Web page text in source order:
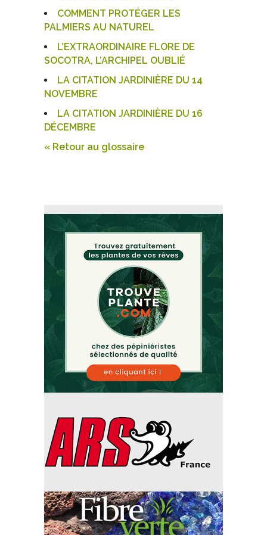
COMMENT PROTÉGER LES
PALMIERS AU NATUREL
L’EXTRAORDINAIRE FLORE DE
SOCOTRA, L’ARCHIPEL OUBLIÉ
LA CITATION JARDINIÈRE DU 14
NOVEMBRE
LA CITATION JARDINIÈRE DU 16
DÉCEMBRE
« Retour au glossaire